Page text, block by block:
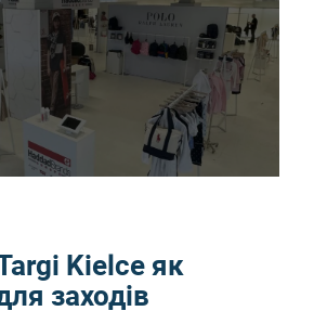
Kielce як
заходів